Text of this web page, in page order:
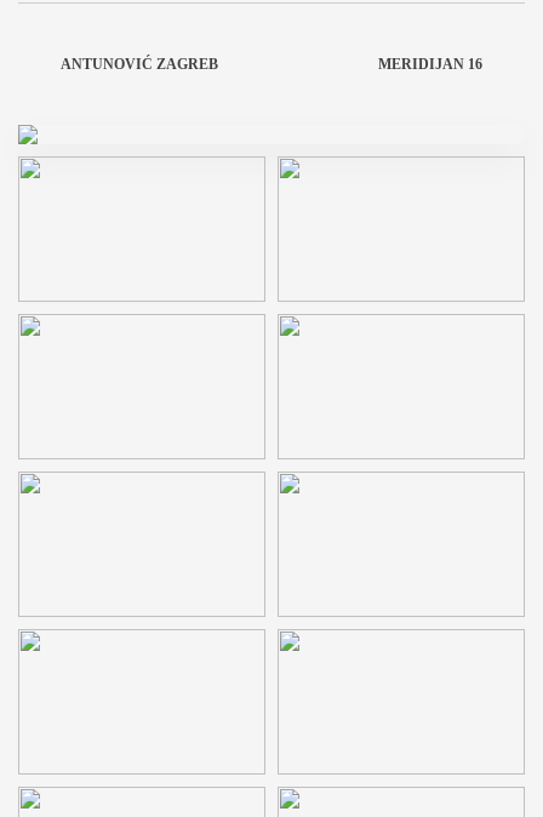
ANTUNOVIĆ ZAGREB MERIDIJAN 16